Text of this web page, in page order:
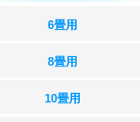
6畳用
8畳用
10畳用